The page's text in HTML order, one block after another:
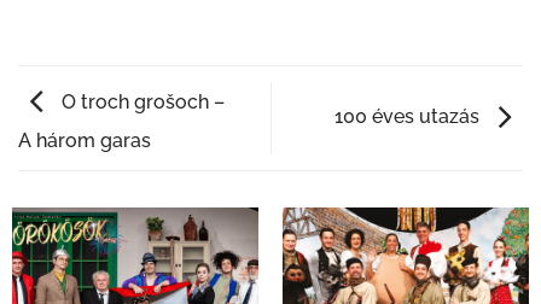
O troch grošoch –
A három garas
100 éves utazás